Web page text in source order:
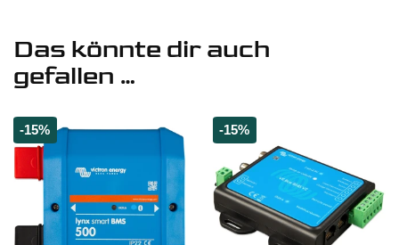
Das könnte dir auch
gefallen …
-15% -15%